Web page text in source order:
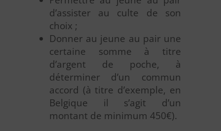
d’assister au culte de son
choix ;
Donner au jeune au pair une
certaine somme à titre
d’argent de poche, à
déterminer d’un commun
accord (à titre d’exemple, en
Belgique il s’agit d’un
montant de minimum 450€).